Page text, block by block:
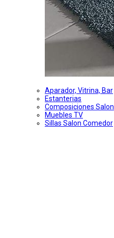
Aparador, Vitrina, Bar
Estanterias
Composiciones Salon
Muebles TV
Sillas Salon Comedor